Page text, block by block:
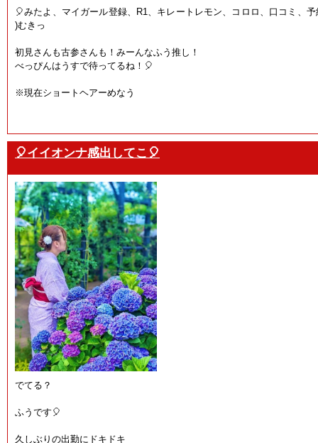
🎈みたよ、マイガール登録、R1、キレートレモン、コロロ、口コミ、
)むきっ
初見さんも古参さんも！みーんなふう推し！
べっぴんはうすで待ってるね！🎈
※現在ショートヘアーめなう
🎈イイオンナ感出してこ🎈
でてる？
ふうです🎈
久しぶりの出勤にドキドキ